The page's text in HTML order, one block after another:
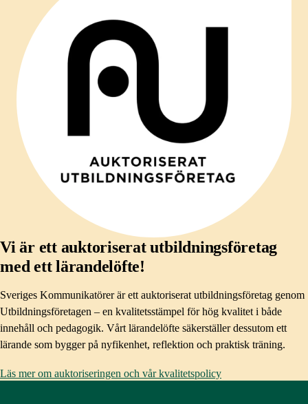
Vi är ett auktoriserat utbildningsföretag
med ett lärandelöfte!
Sveriges Kommunikatörer är ett auktoriserat utbildningsföretag genom
Utbildningsföretagen – en kvalitetsstämpel för hög kvalitet i både
innehåll och pedagogik. Vårt lärandelöfte säkerställer dessutom ett
lärande som bygger på nyfikenhet, reflektion och praktisk träning.
Läs mer om auktoriseringen och vår kvalitetspolicy